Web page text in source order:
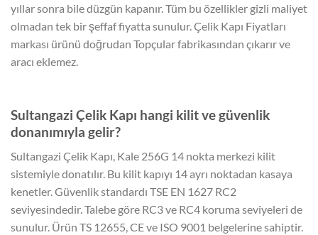
yıllar sonra bile düzgün kapanır. Tüm bu özellikler gizli maliyet
olmadan tek bir şeffaf fiyatta sunulur. Çelik Kapı Fiyatları
markası ürünü doğrudan Topçular fabrikasından çıkarır ve
aracı eklemez.
Sultangazi Çelik Kapı hangi kilit ve güvenlik
donanımıyla gelir?
Sultangazi Çelik Kapı, Kale 256G 14 nokta merkezi kilit
sistemiyle donatılır. Bu kilit kapıyı 14 ayrı noktadan kasaya
kenetler. Güvenlik standardı TSE EN 1627 RC2
seviyesindedir. Talebe göre RC3 ve RC4 koruma seviyeleri de
sunulur. Ürün TS 12655, CE ve ISO 9001 belgelerine sahiptir.